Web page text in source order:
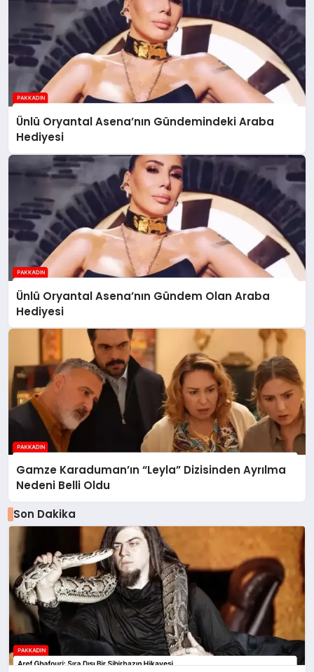
Ünlü Oryantal Asena’nın Gündemindeki Araba
Hediyesi
Ünlü Oryantal Asena’nın Gündem Olan Araba
Hediyesi
Gamze Karaduman’ın “Leyla” Dizisinden Ayrılma
Nedeni Belli Oldu
Son Dakika